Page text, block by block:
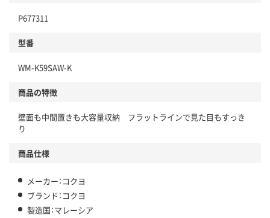
P677311
型番
WM-K59SAW-K
商品の特徴
壁面も中間置きも大容量収納 フラットラインで見た目もすっき
り
商品仕様
メーカー：コクヨ
ブランド：コクヨ
製造国：マレーシア